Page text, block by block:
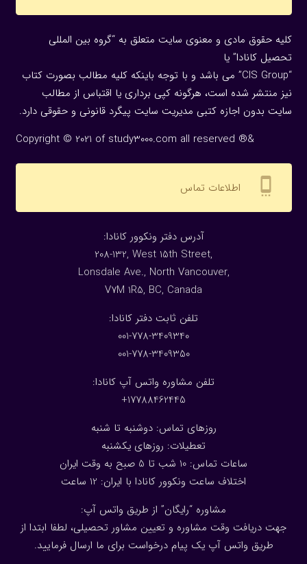
کلیه حقوق مادی و معنوی سایت متعلق به “گروه بین المللی
تحصیل کانادا” یا
“CIS Group” می باشد و با توجه باینکه کلیه مطالب بصورت کتاب
نیز منتشر شده است، هرگونه كپی برداری یا اقتباس از مطالب
سایت بدون اجازه كتبی مدیریت سایت پیگرد قانونی و حقوقی دارد.
Copyright © 2021 of study3000.com all reserved ®&
settings_cell اطلاعات تماس
:آدرس دفتر ونکوور کانادا
208-132, West 15th Street,
Lonsdale Ave., North Vancouver,
V7M 1R5, BC, Canada
:تلفن ثابت دفتر کانادا
001-778-3409340
001-778-3409350
تلفن مشاوره واتس آپ کانادا:
17788462445+
روزهای تماس: دوشنبه تا شنبه
تعطیلات: روزهای یکشنبه
ساعات تماس: 10 شب تا 5 صبح به وقت ایران
اختلاف ساعت ونکوور کانادا با ایران: 1 2 ساعت
مشاوره “رایگان” از طریق واتس آپ:
جهت دریافت وقت مشاوره و تعیین مشاور تحصیلی، لطفا ابتدا از
طریق واتس آپ یک پیام درخواست برای ما ارسال فرمایید.